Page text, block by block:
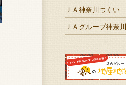
ＪＡ神奈川つくい
ＪＡグループ神奈川